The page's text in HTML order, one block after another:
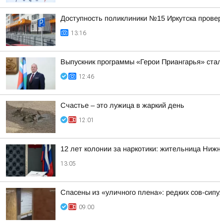
Доступность поликлиники №15 Иркутска
13:16
Выпускник программы «Герои Приангарья»
12:46
Счастье – это лужица в жаркий день
12:01
12 лет колонии за наркотики: жительница
13:05
Спасены из «уличного плена»: редких сов-
09:00